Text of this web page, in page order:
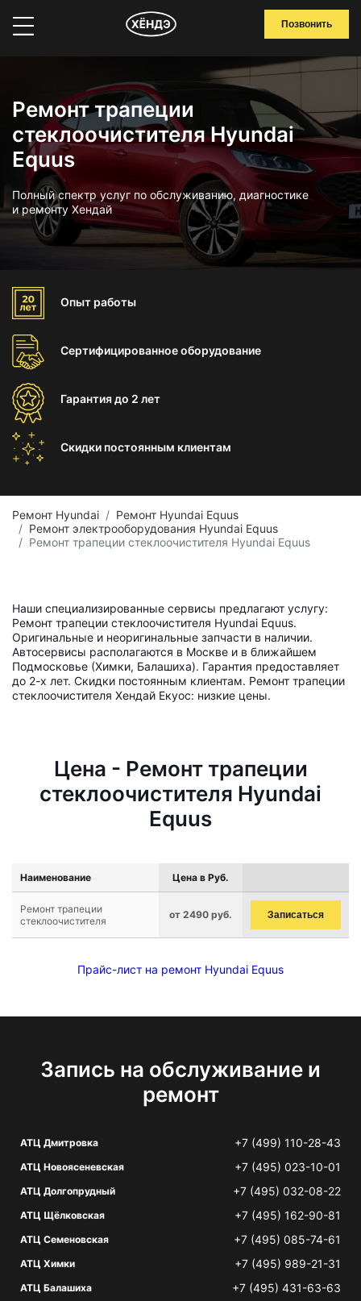
Позвонить
Ремонт трапеции
стеклоочистителя Hyundai
Equus
Полный спектр услуг по обслуживанию, диагностике
и ремонту Хендай
Опыт работы
Сертифицированноеоборудование
Гарантиядо 2 лет
Скидки постоянным клиентам
Ремонт Hyundai
Ремонт Hyundai Equus
Ремонт электрооборудования Hyundai Equus
Ремонт трапеции стеклоочистителя Hyundai Equus
Наши специализированные сервисы предлагают услугу:
Ремонт трапеции стеклоочистителя Hyundai Equus.
Оригинальные и неоригинальные запчасти в наличии.
Автосервисы располагаются в Москве и в ближайшем
Подмосковье (Химки, Балашиха). Гарантия предоставляет
до 2-х лет. Скидки постоянным клиентам. Ремонт трапеции
стеклоочистителя Хендай Екуос: низкие цены.
Цена - Ремонт трапеции
стеклоочистителя Hyundai
Equus
Наименование Цена в Руб.
Ремонт трапеции
стеклоочистителя
от 2490 руб. Записаться
Прайс-лист на ремонт Hyundai Equus
Запись на обслуживание и
ремонт
АТЦ Дмитровка +7 (499) 110-28-43
АТЦ Новоясеневская +7 (495) 023-10-01
АТЦ Долгопрудный +7 (495) 032-08-22
АТЦ Щёлковская +7 (495) 162-90-81
АТЦ Семеновская +7 (495) 085-74-61
АТЦ Химки +7 (495) 989-21-31
АТЦ Балашиха +7 (495) 431-63-63